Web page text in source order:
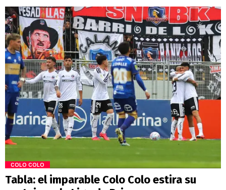
COLO COLO
Tabla: el imparable Colo Colo estira su